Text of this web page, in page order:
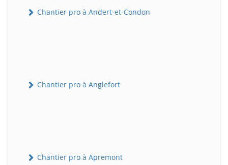
Chantier pro à Andert-et-Condon
Chantier pro à Anglefort
Chantier pro à Apremont